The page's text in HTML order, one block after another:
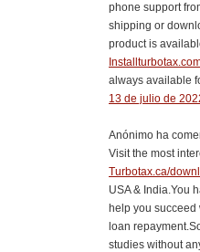
phone support
shipping or
product is
always available
13 de julio de
Anónimo ha
Visit the most
Turbotax.ca/
USA & India.You
help you
loan
studies without